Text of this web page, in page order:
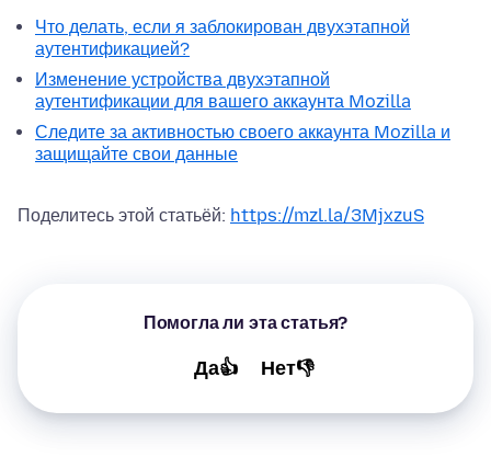
Что делать, если я заблокирован двухэтапной
аутентификацией?
Изменение устройства двухэтапной
аутентификации для вашего аккаунта Mozilla
Следите за активностью своего аккаунта Mozilla и
защищайте свои данные
Поделитесь этой статьёй: https://mzl.la/3MjxzuS
Помогла ли эта статья?
Да👍 Нет👎